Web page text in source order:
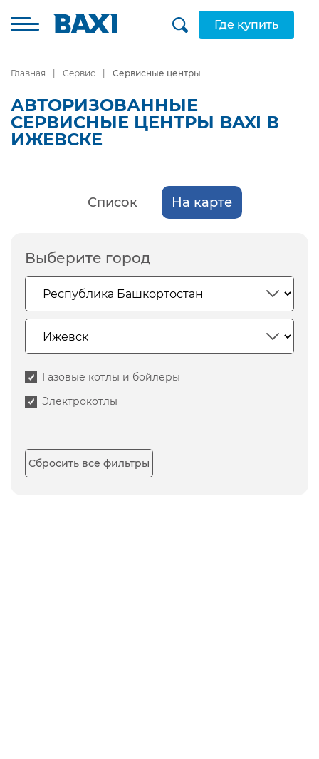
Где купить
Главная Сервис Сервисные центры
АВТОРИЗОВАННЫЕ
СЕРВИСНЫЕ ЦЕНТРЫ BAXI В
ИЖЕВСКЕ
Список На карте
Выберите город
Газовые котлы и бойлеры
Электрокотлы
Сбросить все фильтры